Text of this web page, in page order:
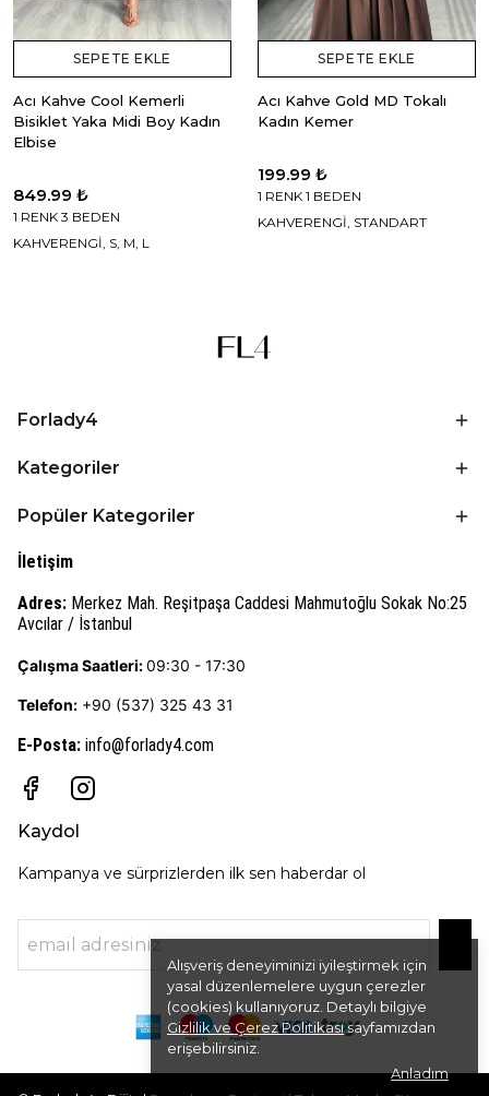
Alışveriş deneyiminizi iyileştirmek için
yasal düzenlemelere uygun çerezler
(cookies) kullanıyoruz. Detaylı bilgiye
Gizlilik ve Çerez Politikasısayfamızdan
erişebilirsiniz.
Anladım
SEPETE EKLE
Acı Kahve Cool Kemerli
Bisiklet Yaka Midi Boy Kadın
Elbise
849.99 ₺
1 RENK 3 BEDEN
KAHVERENGİ, S, M, L
SEPETE EKLE
Acı Kahve Gold MD Tokalı
Kadın Kemer
199.99 ₺
1 RENK 1 BEDEN
KAHVERENGİ, STANDART
Forlady4
Kategoriler
Popüler Kategoriler
İletişim
Adres: Merkez Mah. Reşitpaşa Caddesi Mahmutoğlu Sokak No:25
Avcılar / İstanbul
Çalışma Saatleri:09:30 - 17:30
Telefon: +90 (537) 325 43 31
E-Posta: info@forlady4.com
Kaydol
Kampanya ve sürprizlerden ilk sen haberdar ol